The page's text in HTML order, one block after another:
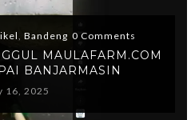
Bandeng 0 Comments
MAULAFARM.COM
BANJARMASIN
16, 2025